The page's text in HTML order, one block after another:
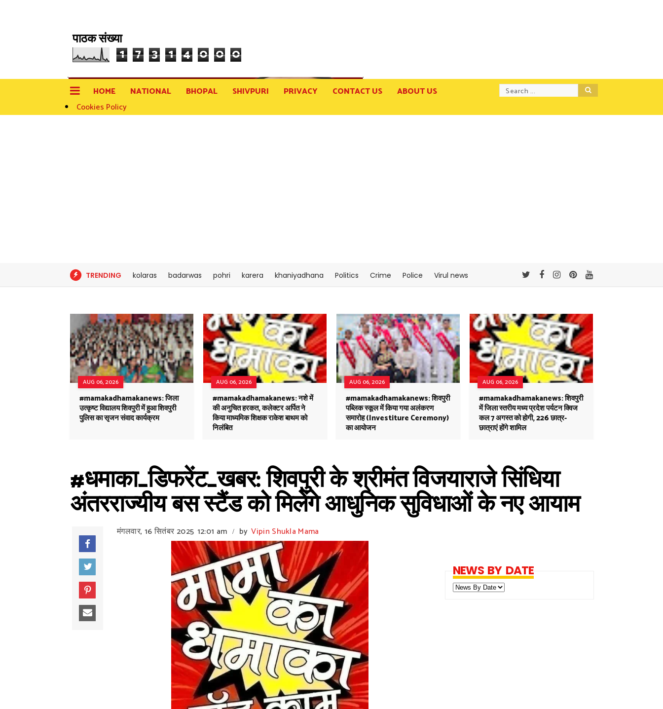
पाठक संख्या
1 7 3 1 4 0 0 0
HOME NATIONAL BHOPAL SHIVPURI PRIVACY CONTACT US
ABOUT US
Cookies Policy
TRENDING kolaras badarwas pohri karera khaniyadhana Politics Crime Police Virul news
AUG 06, 2026
#mamakadhamakanews: जिला
उत्कृष्ट विद्यालय शिवपुरी में हुआ शिवपुरी
पुलिस का सृजन संवाद कार्यक्रम
AUG 06, 2026
#mamakadhamakanews: नशे में
की अनुचित हरकत, कलेक्टर अर्पित ने
किया माध्यमिक शिक्षक राकेश बाथम को
निलंबित
AUG 06, 2026
#mamakadhamakanews: शिवपुरी
पब्लिक स्कूल में किया गया अलंकरण
समारोह (Investiture Ceremony)
का आयोजन
AUG 06, 2026
#mamakadhamakanews: शिवपुरी
में जिला स्तरीय मध्य प्रदेश पर्यटन क्विज
कल 7 अगस्त को होगी, 226 छात्र-
छात्राएं होंगे शामिल
#धमाका_डिफरेंट_खबर: शिवपुरी के श्रीमंत विजयाराजे सिंधिया
अंतरराज्यीय बस स्टैंड को मिलेंगे आधुनिक सुविधाओं के नए आयाम
मंगलवार, 16 सितंबर 2025 12:01 am / by Vipin Shukla Mama
NEWS BY DATE